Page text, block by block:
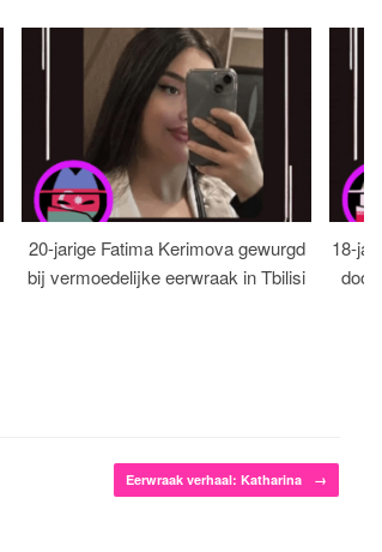
20-jarige Fatima Kerimova gewurgd
bij vermoedelijke eerwraak in Tbilisi
18-
Eerwraak verhaal: Katharina →